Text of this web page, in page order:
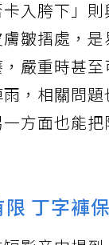
入胯下」
皺摺處，
嚴重時甚
，相關問
方面也能
丁字褲